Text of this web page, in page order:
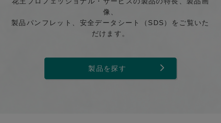
像、
製品パンフレット、安全データシート（SDS）をご覧いた
だけます。
製品を探す